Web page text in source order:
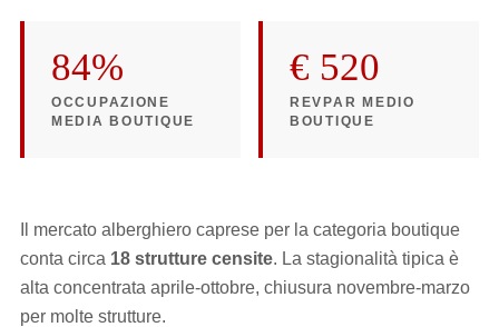
84%
OCCUPAZIONE
MEDIA BOUTIQUE
€ 520
REVPAR MEDIO
BOUTIQUE
Il mercato alberghiero caprese per la categoria boutique
conta circa 18 strutture censite. La stagionalità tipica è
alta concentrata aprile-ottobre, chiusura novembre-marzo
per molte strutture.